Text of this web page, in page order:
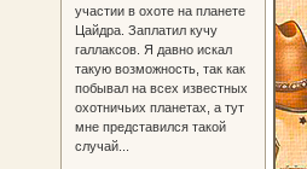
участии в охоте на планете
Цайдра. Заплатил кучу
галлаксов. Я давно искал
такую возможность, так как
побывал на всех известных
охотничьих планетах, а тут
мне представился такой
случай...